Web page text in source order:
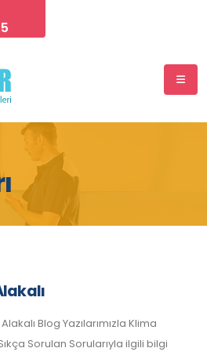
Blog Yazılarımızla Klima
Sorulan Sorularıyla ilgili bilgi